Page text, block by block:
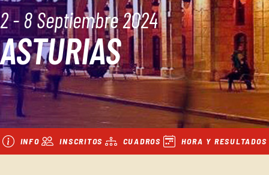
2 - 8 Septiembre 2024
ASTURIAS
INFO INSCRITOS CUADROS HORA Y RESULTADOS